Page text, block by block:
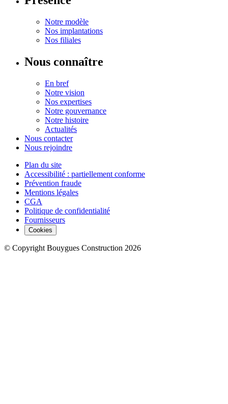
Notre modèle
Nos implantations
Nos filiales
Nous connaître
En bref
Notre vision
Nos expertises
Notre gouvernance
Notre histoire
Actualités
Nous contacter
Nous rejoindre
Plan du site
Accessibilité : partiellement conforme
Prévention fraude
Mentions légales
CGA
Politique de confidentialité
Fournisseurs
Cookies
© Copyright Bouygues Construction 2026